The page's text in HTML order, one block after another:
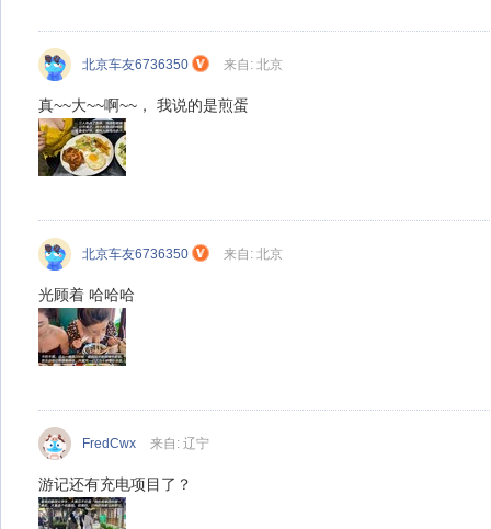
北京车友6736350 来自: 北京
真~~大~~啊~~， 我说的是煎蛋
北京车友6736350 来自: 北京
光顾着 哈哈哈
FredCwx 来自: 辽宁
游记还有充电项目了？